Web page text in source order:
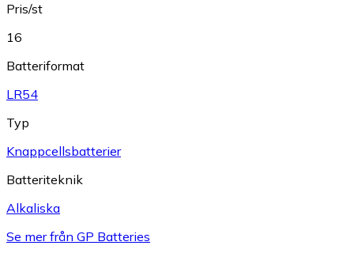
Pris/st
16
Batteriformat
LR54
Typ
Knappcellsbatterier
Batteriteknik
Alkaliska
Se mer från GP Batteries